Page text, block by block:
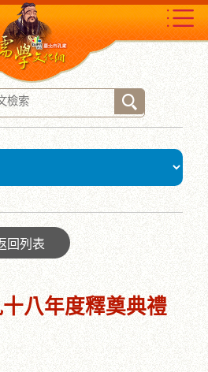
回列表
八年度釋奠典禮